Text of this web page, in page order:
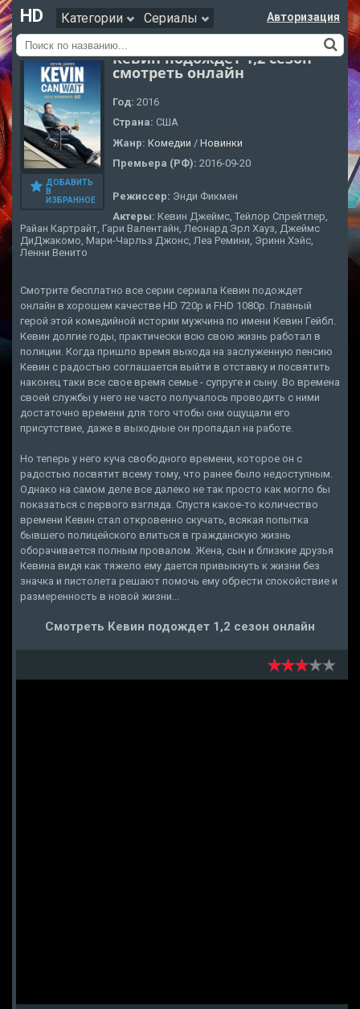
HD Категории Сериалы Авторизация
ДОБАВИТЬ
В
ИЗБРАННОЕ
Кевин подождет 1,2 сезон
смотреть онлайн
Год: 2016
Страна: США
Жанр: Комедии / Новинки
Премьера (РФ): 2016-09-20
Режиссер: Энди Фикмен
Актеры: Кевин Джеймс, Тейлор Спрейтлер,
Райан Картрайт, Гари Валентайн, Леонард Эрл Хауз, Джеймс
ДиДжакомо, Мари-Чарльз Джонс, Леа Ремини, Эринн Хэйс,
Ленни Венито
Смотрите бесплатно все серии сериала Кевин подождет
онлайн в хорошем качестве HD 720p и FHD 1080p. Главный
герой этой комедийной истории мужчина по имени Кевин Гейбл.
Кевин долгие годы, практически всю свою жизнь работал в
полиции. Когда пришло время выхода на заслуженную пенсию
Кевин с радостью соглашается выйти в отставку и посвятить
наконец таки все свое время семье - супруге и сыну. Во времена
своей службы у него не часто получалось проводить с ними
достаточно времени для того чтобы они ощущали его
присутствие, даже в выходные он пропадал на работе.
Но теперь у него куча свободного времени, которое он с
радостью посвятит всему тому, что ранее было недоступным.
Однако на самом деле все далеко не так просто как могло бы
показаться с первого взгляда. Спустя какое-то количество
времени Кевин стал откровенно скучать, всякая попытка
бывшего полицейского влиться в гражданскую жизнь
оборачивается полным провалом. Жена, сын и близкие друзья
Кевина видя как тяжело ему дается привыкнуть к жизни без
значка и пистолета решают помочь ему обрести спокойствие и
размеренность в новой жизни...
Смотреть Кевин подождет 1,2 сезон онлайн